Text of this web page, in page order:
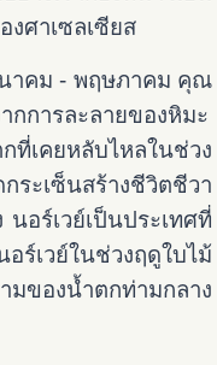
ศาเซลเซียส
นาคม - พฤษภาคม คุณ
กการละลายของหิมะ
เคยหลับไหลในช่วง
ะเซ็นสร้างชีวิตชีวา
อร์เวย์เป็นประเทศที่
ร์เวย์ในช่วงฤดูใบไม้
องน้ำตกท่ามกลาง